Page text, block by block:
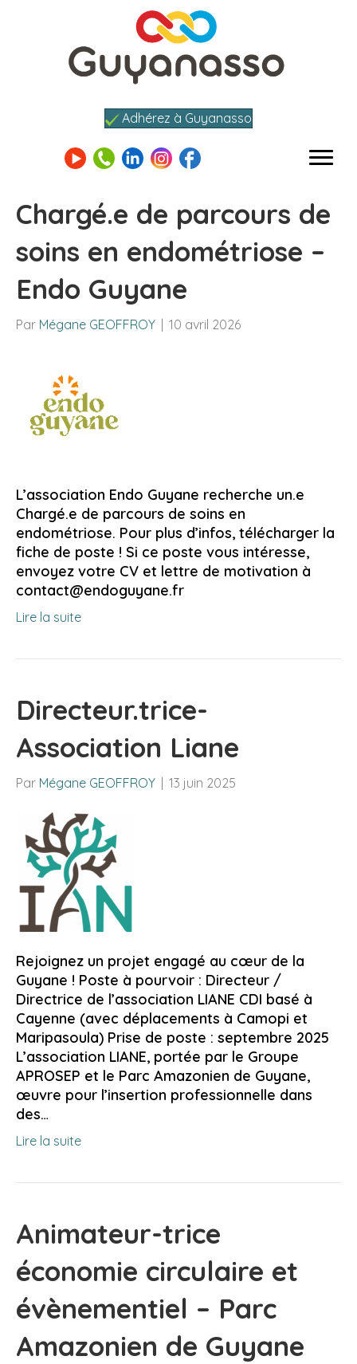
Adhérez à Guyanasso
Chargé.e de parcours de
soins en endométriose –
Endo Guyane
Par Mégane GEOFFROY 10 avril 2026
L’association Endo Guyane recherche un.e
Chargé.e de parcours de soins en
endométriose. Pour plus d’infos, télécharger la
fiche de poste ! Si ce poste vous intéresse,
envoyez votre CV et lettre de motivation à
contact@endoguyane.fr
Lire la suite
Directeur.trice-
Association Liane
Par Mégane GEOFFROY 13 juin 2025
Rejoignez un projet engagé au cœur de la
Guyane ! Poste à pourvoir : Directeur /
Directrice de l’association LIANE CDI basé à
Cayenne (avec déplacements à Camopi et
Maripasoula) Prise de poste : septembre 2025
L’association LIANE, portée par le Groupe
APROSEP et le Parc Amazonien de Guyane,
œuvre pour l’insertion professionnelle dans
des…
Lire la suite
Animateur-trice
économie circulaire et
évènementiel – Parc
Amazonien de Guyane